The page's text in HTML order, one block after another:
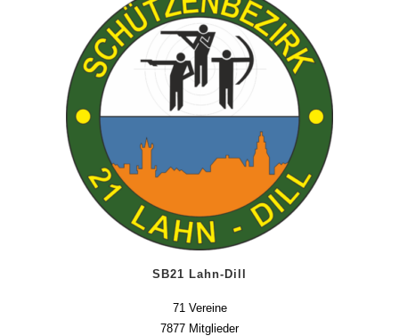
SB21 Lahn-Dill
71 Vereine
7877 Mitglieder